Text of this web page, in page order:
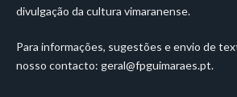
divulgação da cultura vimaranense.
Para informações, sugestões e envio de
nosso contacto: geral@fpguimaraes.pt.